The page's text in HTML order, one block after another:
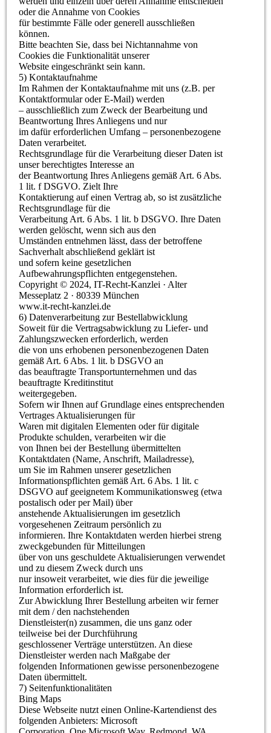
oder die Annahme von Cookies
für bestimmte Fälle oder generell ausschließen
können.
Bitte beachten Sie, dass bei Nichtannahme von
Cookies die Funktionalität unserer
Website eingeschränkt sein kann.
5) Kontaktaufnahme
Im Rahmen der Kontaktaufnahme mit uns (z.B. per
Kontaktformular oder E-Mail) werden
– ausschließlich zum Zweck der Bearbeitung und
Beantwortung Ihres Anliegens und nur
im dafür erforderlichen Umfang – personenbezogene
Daten verarbeitet.
Rechtsgrundlage für die Verarbeitung dieser Daten ist
unser berechtigtes Interesse an
der Beantwortung Ihres Anliegens gemäß Art. 6 Abs.
1 lit. f DSGVO. Zielt Ihre
Kontaktierung auf einen Vertrag ab, so ist zusätzliche
Rechtsgrundlage für die
Verarbeitung Art. 6 Abs. 1 lit. b DSGVO. Ihre Daten
werden gelöscht, wenn sich aus den
Umständen entnehmen lässt, dass der betroffene
Sachverhalt abschließend geklärt ist
und sofern keine gesetzlichen
Aufbewahrungspflichten entgegenstehen.
Copyright © 2024, IT-Recht-Kanzlei · Alter
Messeplatz 2 · 80339 München
www.it-recht-kanzlei.de
6) Datenverarbeitung zur Bestellabwicklung
Soweit für die Vertragsabwicklung zu Liefer- und
Zahlungszwecken erforderlich, werden
die von uns erhobenen personenbezogenen Daten
gemäß Art. 6 Abs. 1 lit. b DSGVO an
das beauftragte Transportunternehmen und das
beauftragte Kreditinstitut
weitergegeben.
Sofern wir Ihnen auf Grundlage eines entsprechenden
Vertrages Aktualisierungen für
Waren mit digitalen Elementen oder für digitale
Produkte schulden, verarbeiten wir die
von Ihnen bei der Bestellung übermittelten
Kontaktdaten (Name, Anschrift, Mailadresse),
um Sie im Rahmen unserer gesetzlichen
Informationspflichten gemäß Art. 6 Abs. 1 lit. c
DSGVO auf geeignetem Kommunikationsweg (etwa
postalisch oder per Mail) über
anstehende Aktualisierungen im gesetzlich
vorgesehenen Zeitraum persönlich zu
informieren. Ihre Kontaktdaten werden hierbei streng
zweckgebunden für Mitteilungen
über von uns geschuldete Aktualisierungen verwendet
und zu diesem Zweck durch uns
nur insoweit verarbeitet, wie dies für die jeweilige
Information erforderlich ist.
Zur Abwicklung Ihrer Bestellung arbeiten wir ferner
mit dem / den nachstehenden
Dienstleister(n) zusammen, die uns ganz oder
teilweise bei der Durchführung
geschlossener Verträge unterstützen. An diese
Dienstleister werden nach Maßgabe der
folgenden Informationen gewisse personenbezogene
Daten übermittelt.
7) Seitenfunktionalitäten
Bing Maps
Diese Webseite nutzt einen Online-Kartendienst des
folgenden Anbieters: Microsoft